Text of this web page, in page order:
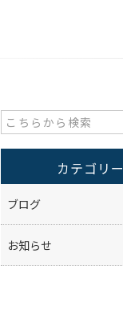
カテゴリー
ブログ
お知らせ